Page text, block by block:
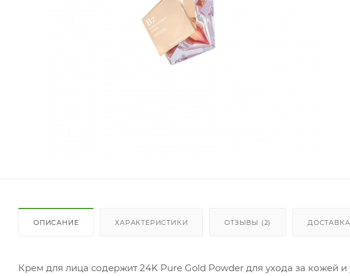
ОПИСАНИЕ ХАРАКТЕРИСТИКИ ОТЗЫВЫ (2) ДОСТАВКА
Крем для лица содержит 24K Pure Gold Powder для ухода за кожей и